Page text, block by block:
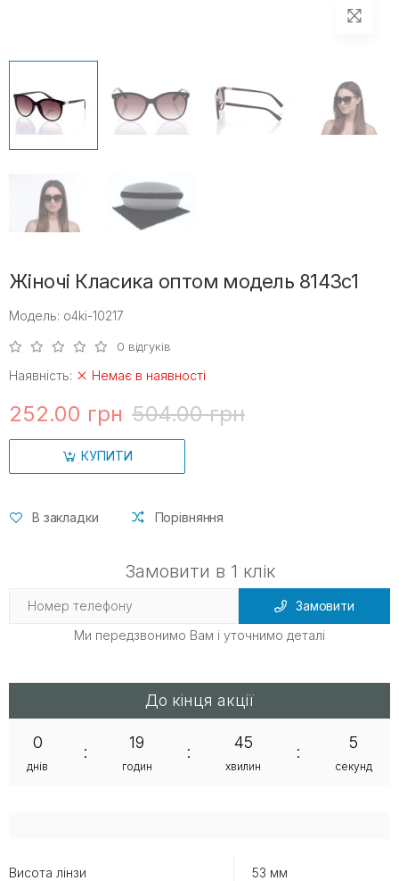
Висота лінзи 53 мм
Жіночі Класика оптом модель 8143c1
Модель: o4ki-10217
0 відгуків
Наявність: Немає в наявності
252.00 грн 504.00 грн
КУПИТИ
В закладки Порівняння
Замовити в 1 клік
Замовити
Ми передзвонимо Вам і уточнимо деталі
До кінця акції
0
днів
:
19
годин
:
45
хвилин
:
4
секунд